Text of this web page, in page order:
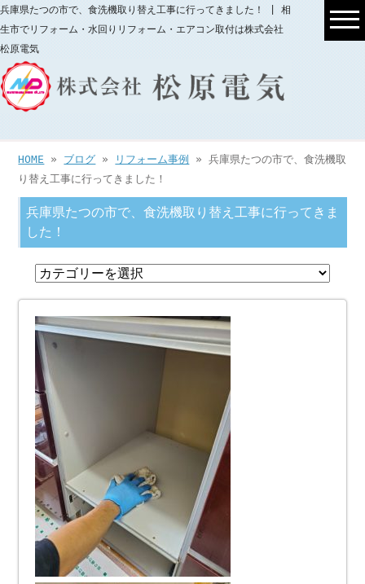
兵庫県たつの市で、食洗機取り替え工事に行ってきました！ | 相
生市でリフォーム・水回りリフォーム・エアコン取付は株式会社
松原電気
HOME » ブログ » リフォーム事例
» 兵庫県たつの市で、食洗機取
り替え工事に行ってきました！
兵庫県たつの市で、食洗機取り替え工事に行ってきま
した！